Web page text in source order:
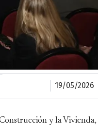
19/05/2026
y la Vivienda,